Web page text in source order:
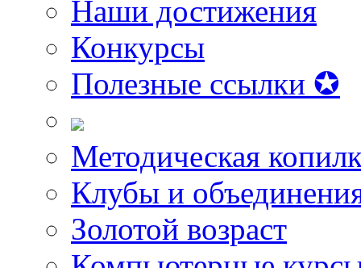
Наши достижения
Конкурсы
Полезные ссылки ✪
Методическая
Клубы и
Золотой возраст